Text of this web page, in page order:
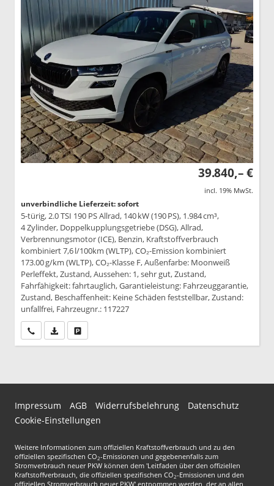
39.840,– €
incl. 19% MwSt.
unverbindliche Lieferzeit: sofort
5-türig, 2.0 TSI 190 PS Allrad, 140 kW (190 PS), 1.984 cm³,
4 Zylinder, Doppelkupplungsgetriebe (DSG), Allrad,
Verbrennungsmotor (ICE), Benzin, Kraftstoffverbrauch
kombiniert 7,6 l/100km (WLTP), CO₂-Emission kombiniert
173.00 g/km (WLTP), CO₂-Klasse F, Außenfarbe: Moonweiß
Perleffekt, Zustand, Aussehen: 1, sehr gut, Zustand,
Fahrfähigkeit: fahrtauglich, Garantieleistung: Fahrzeuggarantie,
Zustand, Beschaffenheit: Keine Schäden feststellbar, Zustand:
unfallfrei, Fahrzeugnr.: 117227
Wir rufen Sie anPDF-Datei, Fahrzeugexposé drucken
Impressum AGB Widerrufsbelehrung
Datenschutz
Cookie-Einstellungen
Weitere Informationen zum offiziellen Kraftstoffverbrauch und zu den
offiziellen spezifischen CO2-Emissionen und gegebenenfalls zum
Stromverbrauch neuer PKW können dem 'Leitfaden über den offiziellen
Kraftstoffverbrauch, die offiziellen spezifischen CO2-Emissionen und den
offiziellen Stromverbrauch neuer PKW' entnommen werden, der an allen